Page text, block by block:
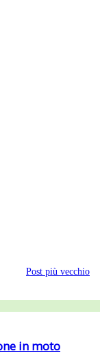
Post più vecchio
in moto